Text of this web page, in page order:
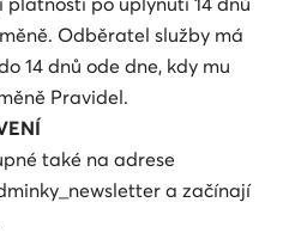
Odběratel služby má
14 dnů ode dne, kdy mu
Pravidel.
také na adrese
a začínají